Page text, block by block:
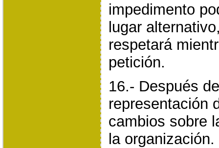
impedimento
lugar
respetará
petición.
16.- Después
representación
cambios sobre
la organización.